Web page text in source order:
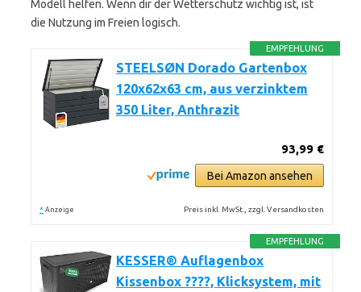
Modell helfen. Wenn dir der Wetterschutz wichtig ist, ist
die Nutzung im Freien logisch.
EMPFEHLUNG
STEELSØN Dorado Gartenbox
120x62x63 cm, aus verzinktem
350 Liter, Anthrazit
93,99 €
Bei Amazon ansehen
* Anzeige Preis inkl. MwSt., zzgl. Versandkosten
EMPFEHLUNG
KESSER® Auflagenbox
Kissenbox ????, Klicksystem, mit